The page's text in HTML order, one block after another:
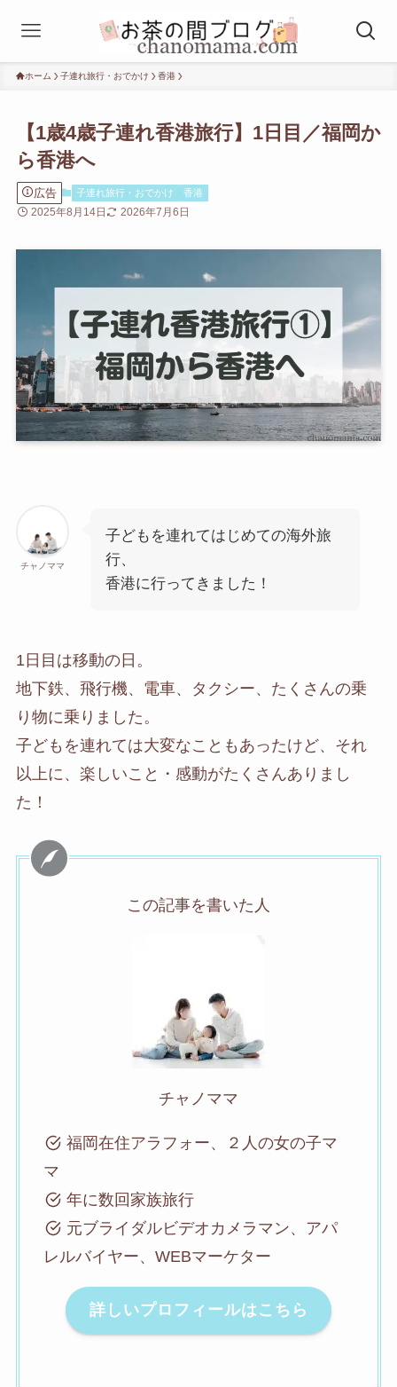
ホーム 子連れ旅行・おでかけ 香港
【1歳4歳子連れ香港旅行】1日目／福岡か
ら香港へ
広告 子連れ旅行・おでかけ 香港
2025年8月14日 2026年7月6日
チャノママ
子どもを連れてはじめての海外旅
行、
香港に行ってきました！
1日目は移動の日。
地下鉄、飛行機、電車、タクシー、たくさんの乗
り物に乗りました。
子どもを連れては大変なこともあったけど、それ
以上に、楽しいこと・感動がたくさんありまし
た！
この記事を書いた人
チャノママ
福岡在住アラフォー、２人の女の子マ
マ
年に数回家族旅行
元ブライダルビデオカメラマン、アパ
レルバイヤー、WEBマーケター
詳しいプロフィールはこちら